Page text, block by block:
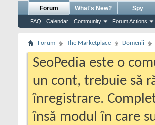
Forum
FAQ Calendar Community Forum Actions
What's New? Spy
Forum The Marketplace Domenii
SeoPedia este o
un cont, trebuie să
înregistrare.
însă modul în care